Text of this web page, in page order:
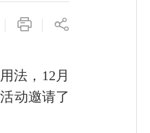
法，12月
动邀请了